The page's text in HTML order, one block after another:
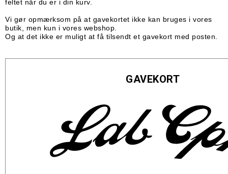
feltet når du er i din kurv.
Vi gør opmærksom på at gavekortet ikke kan bruges i vores
butik, men kun i vores webshop.
Og at det ikke er muligt at få tilsendt et gavekort med posten.
GAVEKORT